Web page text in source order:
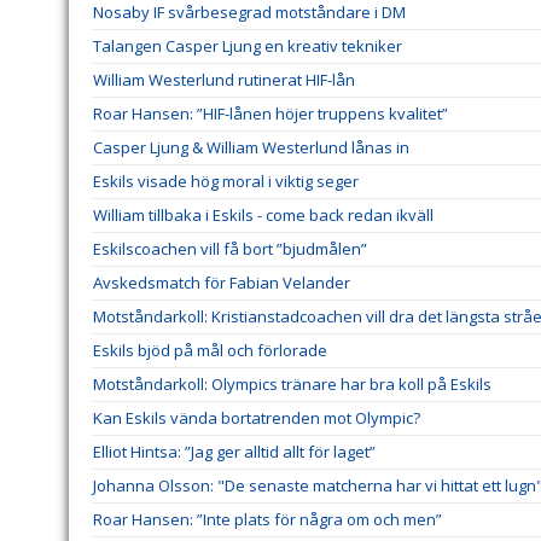
Nosaby IF svårbesegrad motståndare i DM
Talangen Casper Ljung en kreativ tekniker
William Westerlund rutinerat HIF-lån
Roar Hansen: ”HIF-lånen höjer truppens kvalitet”
Casper Ljung & William Westerlund lånas in
Eskils visade hög moral i viktig seger
William tillbaka i Eskils - come back redan ikväll
Eskilscoachen vill få bort ”bjudmålen”
Avskedsmatch för Fabian Velander
Motståndarkoll: Kristianstadcoachen vill dra det längsta
Eskils bjöd på mål och förlorade
Motståndarkoll: Olympics tränare har bra koll på Eskils
Kan Eskils vända bortatrenden mot Olympic?
Elliot Hintsa: ”Jag ger alltid allt för laget”
Johanna Olsson: "De senaste matcherna har vi hittat ett
Roar Hansen: ”Inte plats för några om och men”